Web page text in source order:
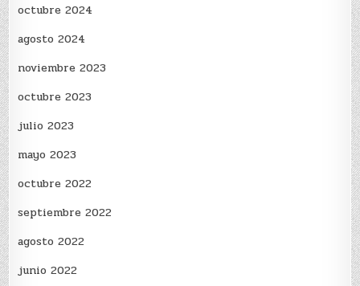
octubre 2024
agosto 2024
noviembre 2023
octubre 2023
julio 2023
mayo 2023
octubre 2022
septiembre 2022
agosto 2022
junio 2022